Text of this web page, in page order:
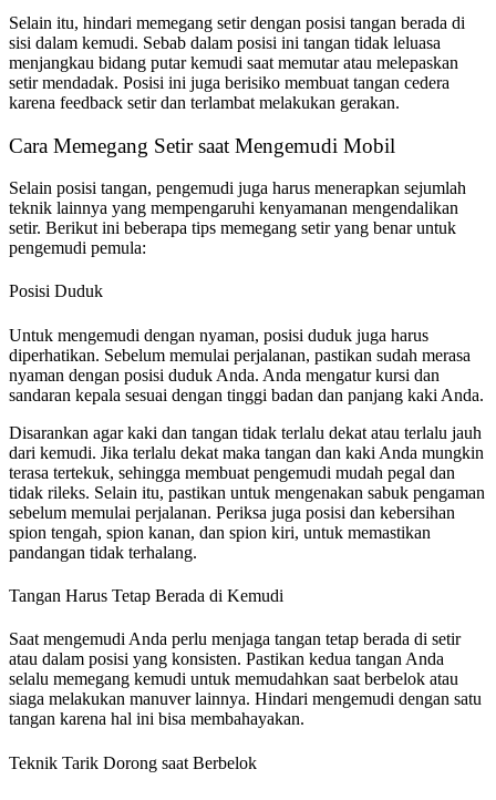
Selain itu, hindari memegang setir dengan posisi tangan berada di
sisi dalam kemudi. Sebab dalam posisi ini tangan tidak leluasa
menjangkau bidang putar kemudi saat memutar atau melepaskan
setir mendadak. Posisi ini juga berisiko membuat tangan cedera
karena feedback setir dan terlambat melakukan gerakan.
Cara Memegang Setir saat Mengemudi Mobil
Selain posisi tangan, pengemudi juga harus menerapkan sejumlah
teknik lainnya yang mempengaruhi kenyamanan mengendalikan
setir. Berikut ini beberapa tips memegang setir yang benar untuk
pengemudi pemula:
Posisi Duduk
Untuk mengemudi dengan nyaman, posisi duduk juga harus
diperhatikan. Sebelum memulai perjalanan, pastikan sudah merasa
nyaman dengan posisi duduk Anda. Anda mengatur kursi dan
sandaran kepala sesuai dengan tinggi badan dan panjang kaki Anda.
Disarankan agar kaki dan tangan tidak terlalu dekat atau terlalu jauh
dari kemudi. Jika terlalu dekat maka tangan dan kaki Anda mungkin
terasa tertekuk, sehingga membuat pengemudi mudah pegal dan
tidak rileks. Selain itu, pastikan untuk mengenakan sabuk pengaman
sebelum memulai perjalanan. Periksa juga posisi dan kebersihan
spion tengah, spion kanan, dan spion kiri, untuk memastikan
pandangan tidak terhalang.
Tangan Harus Tetap Berada di Kemudi
Saat mengemudi Anda perlu menjaga tangan tetap berada di setir
atau dalam posisi yang konsisten. Pastikan kedua tangan Anda
selalu memegang kemudi untuk memudahkan saat berbelok atau
siaga melakukan manuver lainnya. Hindari mengemudi dengan satu
tangan karena hal ini bisa membahayakan.
Teknik Tarik Dorong saat Berbelok